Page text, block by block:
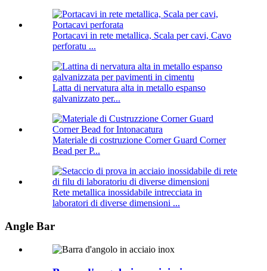
Portacavi in ​​rete metallica, Scala per cavi, Cavo
perforatu ...
Latta di nervatura alta in metallo espanso
galvanizzato per...
Materiale di costruzione Corner Guard Corner
Bead per P...
Rete metallica inossidabile intrecciata in
laboratori di diverse dimensioni ...
Angle Bar